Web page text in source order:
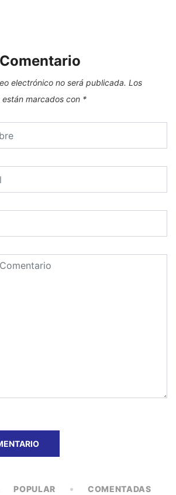
electrónico no será publicada. Los
marcados con *
POPULAR COMENTADAS